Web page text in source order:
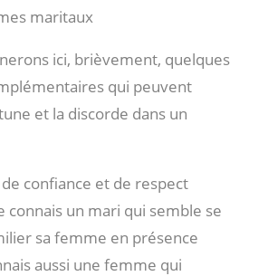
maritaux
ici, brièvement, quelques
qui peuvent
et la discorde dans un
confiance et de respect
connais un mari qui semble se
sa femme en présence
aussi une femme qui